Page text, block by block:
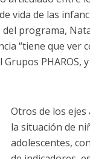
vida de las
programa,
“tiene que ver
PHAROS,
Otros de los
la situación de
adolescentes,